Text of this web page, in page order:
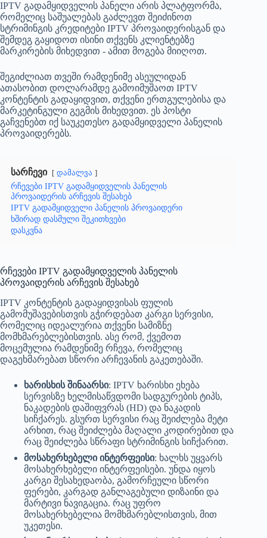
IPTV გადამყიდველის პანელი არის პლატფორმა,
რომელიც საშუალებას გაძლევთ შეიძინოთ
სტრიმინგის კრედიტები IPTV პროვაიდერისგან და
შემდეგ გაყიდოთ ისინი თქვენს კლიენტებზე
მარკირების მიხედვით - ამით მოგება მიიღოთ.
შეგიძლიათ თვეში რამდენიმე ასეულიდან
ათასობით დოლარამდე გამოიმუშაოთ IPTV
კონტენტის გადაყიდვით, თქვენი ერთგულებისა და
მარკეტინგული გეგმის მიხედვით. ეს პოსტი
გაჩვენებთ იქ საუკეთესო გადამყიდველი პანელის
პროვაიდერებს.
სარჩევი დამალვა
რჩევები IPTV გადამყიდველის პანელის
პროვაიდერის არჩევის შესახებ
IPTV გადამყიდველი პანელის პროვაიდერი
ხშირად დასმული შეკითხვები
დასკვნა
რჩევები IPTV გადამყიდველის პანელის
პროვაიდერის არჩევის შესახებ
IPTV კონტენტის გადაყიდვისას ფულის
გამომუშავებისთვის გჭირდებათ კარგი სერვისი,
რომელიც იდეალურია თქვენი სამიზნე
მომხმარებლებისთვის. ასე რომ, ქვემოთ
მოცემულია რამდენიმე რჩევა, რომელიც
დაგეხმარებათ სწორი არჩევანის გაკეთებაში.
ხარისხის შინაარსი: IPTV ხარისხი ეხება
სერვისზე ხელმისაწვდომი სადგურების ტიპს,
ნაკადების დაშიფვრას (HD) და ნაკადის
სიჩქარეს. გსურთ სერვისი რაც შეიძლება მეტი
არხით, რაც შეიძლება მაღალი კოდირებით და
რაც შეიძლება სწრაფი სტრიმინგის სიჩქარით.
მოსახერხებელი ინტერფეისი: ხალხს უყვარს
მოსახერხებელი ინტერფეისები. უნდა იყოს
კარგი შესახედაობა, გამორჩეული სწორი
ფერები, კარგად განლაგებული დიზაინი და
მარტივი ნავიგაცია. რაც უფრო
მოსახერხებელია მომხმარებლისთვის, მით
უკეთესი.